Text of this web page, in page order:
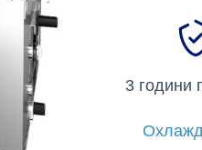
3 години